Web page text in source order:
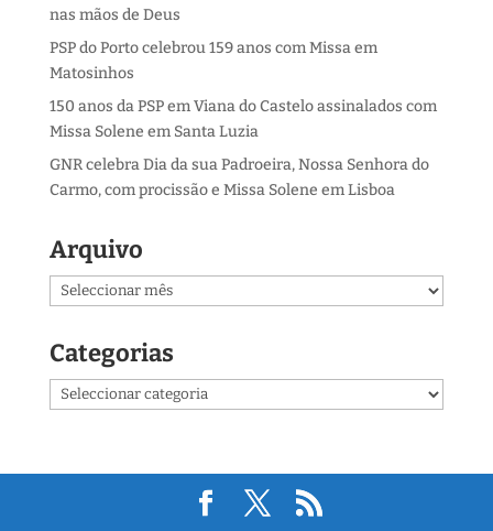
nas mãos de Deus
PSP do Porto celebrou 159 anos com Missa em
Matosinhos
150 anos da PSP em Viana do Castelo assinalados com
Missa Solene em Santa Luzia
GNR celebra Dia da sua Padroeira, Nossa Senhora do
Carmo, com procissão e Missa Solene em Lisboa
Arquivo
Arquivo
Categorias
Categorias